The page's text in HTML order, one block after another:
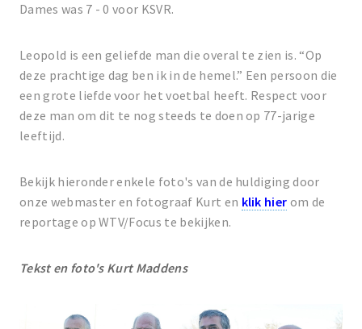
Dames was 7 - 0 voor KSVR.
Leopold is een geliefde man die overal te zien is. “Op
deze prachtige dag ben ik in de hemel.” Een persoon die
een grote liefde voor het voetbal heeft. Respect voor
deze man om dit te nog steeds te doen op 77-jarige
leeftijd.
Bekijk hieronder enkele foto's van de huldiging door
onze webmaster en fotograaf Kurt en klik hier om de
reportage op WTV/Focus te bekijken.
Tekst en foto's Kurt Maddens